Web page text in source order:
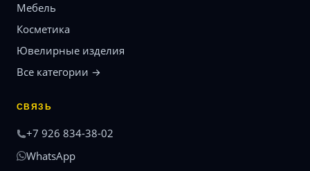
Мебель
Косметика
Ювелирные изделия
Все категории →
СВЯЗЬ
+7 926 834-38-02
WhatsApp